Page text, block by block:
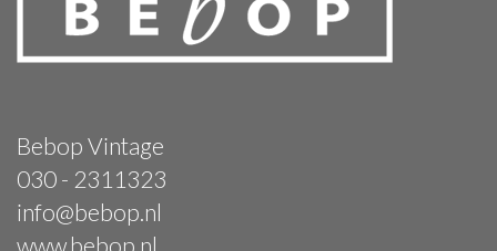
Bebop Vintage
030 - 2311323
info@bebop.nl
www.bebop.nl